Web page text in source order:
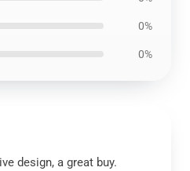
0%
0%
design, a great buy.